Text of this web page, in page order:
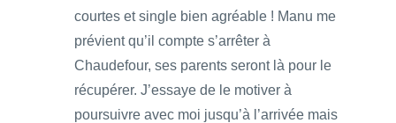
courtes et single bien agréable ! Manu me
prévient qu’il compte s’arrêter à
Chaudefour, ses parents seront là pour le
récupérer. J’essaye de le motiver à
poursuivre avec moi jusqu’à l’arrivée mais